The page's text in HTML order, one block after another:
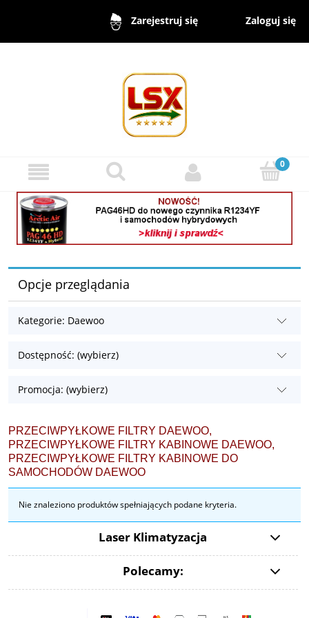
Zarejestruj się Zaloguj się
Opcje przeglądania
Kategorie: Daewoo
Dostępność: (wybierz)
Promocja: (wybierz)
PRZECIWPYŁKOWE FILTRY DAEWOO,
PRZECIWPYŁKOWE FILTRY KABINOWE DAEWOO,
PRZECIWPYŁKOWE FILTRY KABINOWE DO
SAMOCHODÓW DAEWOO
Nie znaleziono produktów spełniających podane kryteria.
Laser Klimatyzacja
Polecamy: